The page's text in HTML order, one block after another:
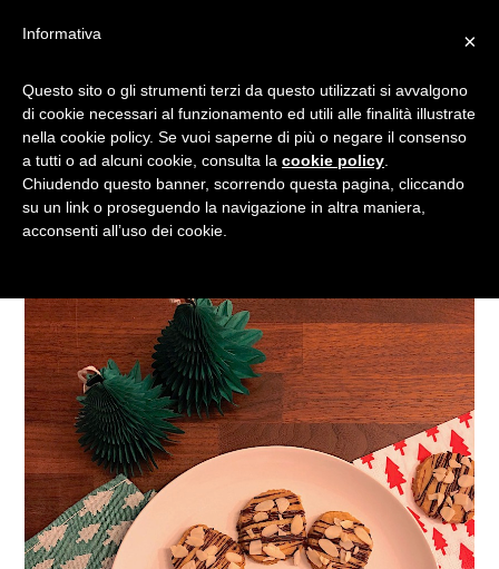
RICETTA DI NATALE:
SHORTBREAD CON
CIOCCOLATO E MANDORLE
×
Informativa
Questo sito o gli strumenti terzi da questo utilizzati si avvalgono
di cookie necessari al funzionamento ed utili alle finalità illustrate
nella cookie policy. Se vuoi saperne di più o negare il consenso
a tutti o ad alcuni cookie, consulta la cookie policy
Chiudendo questo banner, scorrendo questa pagina, cliccando
su un link o proseguendo la navigazione in altra maniera,
acconsenti all’uso dei cookie.